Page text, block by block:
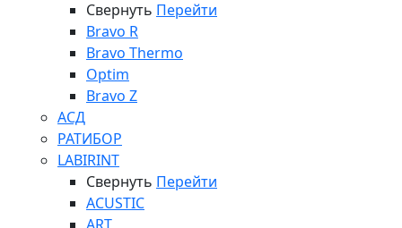
Свернуть Перейти
Bravo R
Bravo Thermo
Optim
Bravo Z
АСД
РАТИБОР
LABIRINT
Свернуть Перейти
ACUSTIC